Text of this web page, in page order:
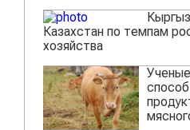
Казахстан по темпам
хозяйства